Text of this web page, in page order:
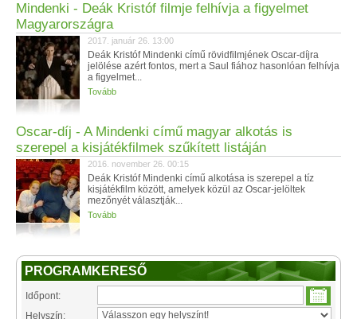
Mindenki - Deák Kristóf filmje felhívja a figyelmet
Magyarországra
2017. január 26. 13:00
Deák Kristóf Mindenki című rövidfilmjének Oscar-díjra
jelölése azért fontos, mert a Saul fiához hasonlóan felhívja
a figyelmet...
Tovább
Oscar-díj - A Mindenki című magyar alkotás is
szerepel a kisjátékfilmek szűkített listáján
2016. november 26. 00:15
Deák Kristóf Mindenki című alkotása is szerepel a tíz
kisjátékfilm között, amelyek közül az Oscar-jelöltek
mezőnyét választják...
Tovább
PROGRAMKERESŐ
Időpont:
Helyszín: